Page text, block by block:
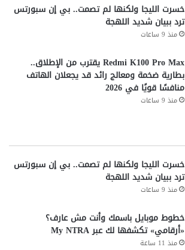
خسرت الليجا ولكنها لم تصمت.. بي إن سبورتس
ترد ببيان شديد اللهجة
منذ 9 ساعات
Redmi K100 Pro Max يقترب من الإطلاق..
بطارية ضخمة ومعالج رائد قد يجعلان الهاتف
منافسًا قويًا في 2026
منذ 9 ساعات
خسرت الليجا ولكنها لم تصمت.. بي إن سبورتس
ترد ببيان شديد اللهجة
منذ 9 ساعات
خطوط موبايل باسمك وأنت مش عارف؟
«أرقامي» تكشفها لك عبر My NTRA
منذ 11 ساعة